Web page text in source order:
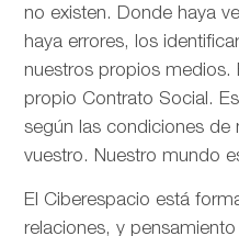
no existen. Donde haya
haya errores, los
nuestros propios medios.
propio Contrato Social.
según las condiciones de
vuestro. Nuestro mundo
El Ciberespacio está
relaciones, y